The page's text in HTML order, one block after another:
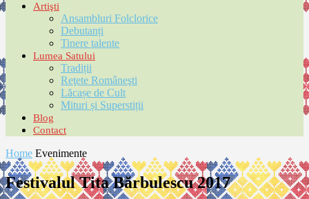
Artişti
Ansambluri Folclorice
Debutanți
Tinere talente
Lumea Satului
Tradiții
Reţete Româneşti
Lăcașe de Cult
Mituri și Superstiții
Blog
Contact
Home Evenimente
Festivalul Tita Bărbulescu 2017